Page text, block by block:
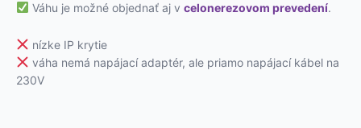
Váhu je možné objednať aj v celonerezovom prevedení.
nízke IP krytie
váha nemá napájací adaptér, ale priamo napájací kábel na
230V